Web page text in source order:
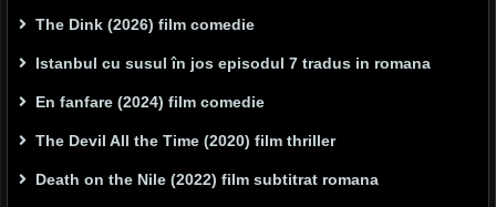
The Dink (2026) film comedie
Istanbul cu susul în jos episodul 7 tradus in romana
En fanfare (2024) film comedie
The Devil All the Time (2020) film thriller
Death on the Nile (2022) film subtitrat romana